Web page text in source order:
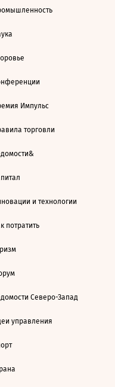
Импульс
торговли
и технологии
потратить
Северо-Запад
управления